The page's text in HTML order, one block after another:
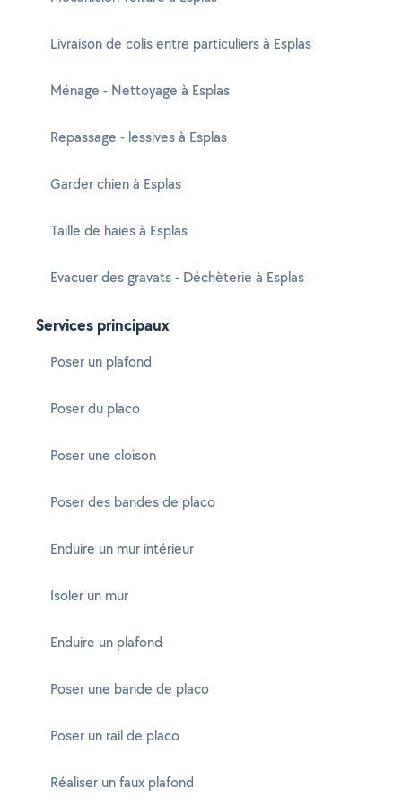
Livraison de colis entre particuliers à Esplas
Ménage - Nettoyage à Esplas
Repassage - lessives à Esplas
Garder chien à Esplas
Taille de haies à Esplas
Evacuer des gravats - Déchèterie à Esplas
Services principaux
Poser un plafond
Poser du placo
Poser une cloison
Poser des bandes de placo
Enduire un mur intérieur
Isoler un mur
Enduire un plafond
Poser une bande de placo
Poser un rail de placo
Réaliser un faux plafond